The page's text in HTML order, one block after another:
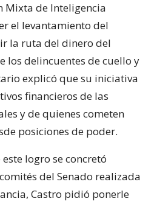
Mixta de Inteligencia
el levantamiento del
la ruta del dinero del
los delincuentes de cuello y
explicó que su iniciativa
financieros de las
y de quienes cometen
posiciones de poder.
logro se concretó
del Senado realizada
Castro pidió ponerle